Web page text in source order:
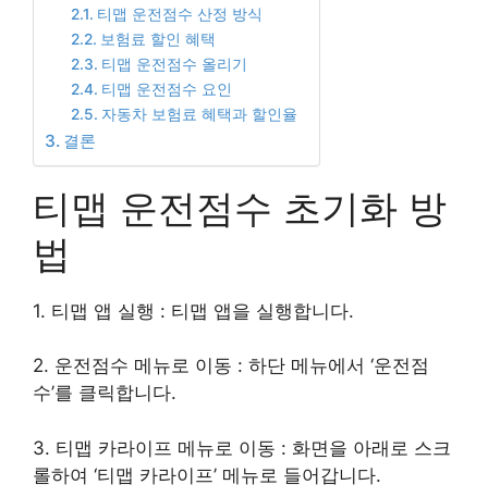
티맵 운전점수 산정 방식
보험료 할인 혜택
티맵 운전점수 올리기
티맵 운전점수 요인
자동차 보험료 혜택과 할인율
결론
티맵 운전점수 초기화 방
법
1. 티맵 앱 실행 : 티맵 앱을 실행합니다.
2. 운전점수 메뉴로 이동 : 하단 메뉴에서 ‘운전점
수’를 클릭합니다.
3. 티맵 카라이프 메뉴로 이동 : 화면을 아래로 스크
롤하여 ‘티맵 카라이프’ 메뉴로 들어갑니다.